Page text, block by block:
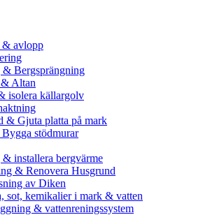
& avlopp
Bergsprängning
Altan
isolera källargolv
& Gjuta platta på mark
stödmurar
installera bergvärme
& Renovera Husgrund
av Diken
sot, kemikalier i mark & vatten
& vattenreningssystem